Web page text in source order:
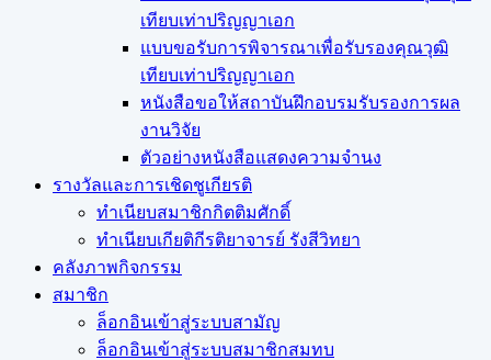
เทียบเท่าปริญญาเอก
แบบขอรับการพิจารณาเพื่อรับรองคุณวุฒิ
เทียบเท่าปริญญาเอก
หนังสือขอให้สถาบันฝึกอบรมรับรองการผล
งานวิจัย
ตัวอย่างหนังสือแสดงความจำนง
รางวัลและการเชิดชูเกียรติ
ทำเนียบสมาชิกกิตติมศักดิ์
ทำเนียบเกียติกีรติยาจารย์ รังสีวิทยา
คลังภาพกิจกรรม
สมาชิก
ล็อกอินเข้าสู่ระบบสามัญ
ล็อกอินเข้าสู่ระบบสมาชิกสมทบ